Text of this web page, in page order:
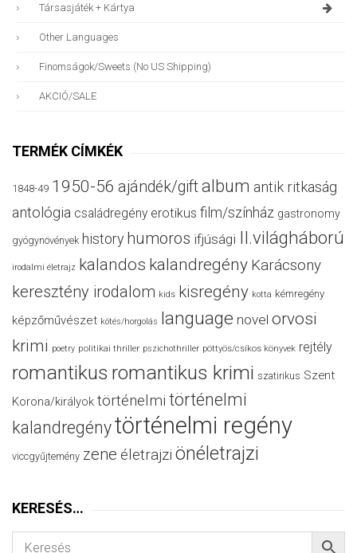
Társasjáték + Kártya
Other Languages
Finomságok/sweets (no US Shipping)
AKCIÓ/SALE
TERMÉK CÍMKÉK
1848-49 1950-56 ajándék/giftalbum antik ritkaság
antológia családregény erotikus film/színház gastronomy
gyógynövények history humoros ifjúsági II.világháború
irodalmi életrajz kalandos kalandregény Karácsony
keresztény irodalom kids kisregény kotta kémregény
képzőművészet kötés/horgolás language novel orvosi
krimi poetry politikai thriller pszichothriller pöttyös/csíkos könyvek rejtély
romantikus romantikus krimi szatirikus Szent
Korona/királyok történelmi történelmi
kalandregénytörténelmi regény
viccgyűjtemény zene életrajzi önéletrajzi
KERESÉS…